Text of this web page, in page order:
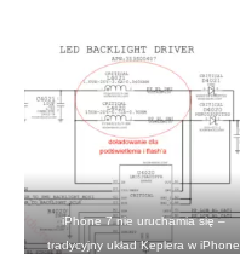
iPhone 7 nie uruchamia się –
tradycyjny układ Keplera w iPhone